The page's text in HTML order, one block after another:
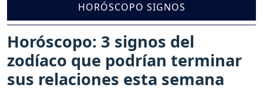
HORÓSCOPO SIGNOS
Horóscopo: 3 signos del
zodíaco que podrían terminar
sus relaciones esta semana